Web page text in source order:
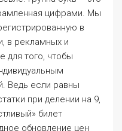
Петербурге и
Сергеевна.
нарушений
и требований
дни следования.
МОСКВЫ». Не
Автобус
адаптируется ко